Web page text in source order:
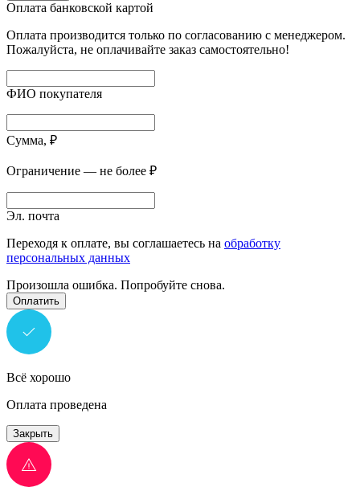
Оплата банковской картой
Оплата производится только по согласованию с менеджером.
Пожалуйста, не оплачивайте заказ самостоятельно!
ФИО покупателя
Сумма, ₽
Ограничение — не более ₽
Эл. почта
Переходя к оплате, вы соглашаетесь на обработку
персональных данных
Произошла ошибка. Попробуйте снова.
Оплатить
Всё хорошо
Оплата проведена
Закрыть